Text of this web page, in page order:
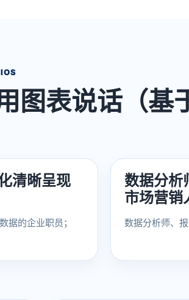
图表说话（基
清晰呈现
据的企业职员；
数据分析
市场营销
数据分析师、